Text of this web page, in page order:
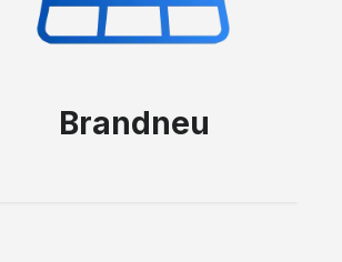
Brandneu